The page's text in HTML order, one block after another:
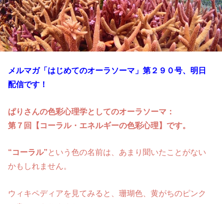
メルマガ「はじめてのオーラソーマ」第２９０号、明日
配信です！
ぱりさんの色彩心理学としてのオーラソーマ：
第７回【コーラル・エネルギーの色彩心理】です。
“コーラル” という色の名前は、あまり聞いたことがない
かもしれません。
ウィキペディアを見てみると、珊瑚色、黄がちのピンク